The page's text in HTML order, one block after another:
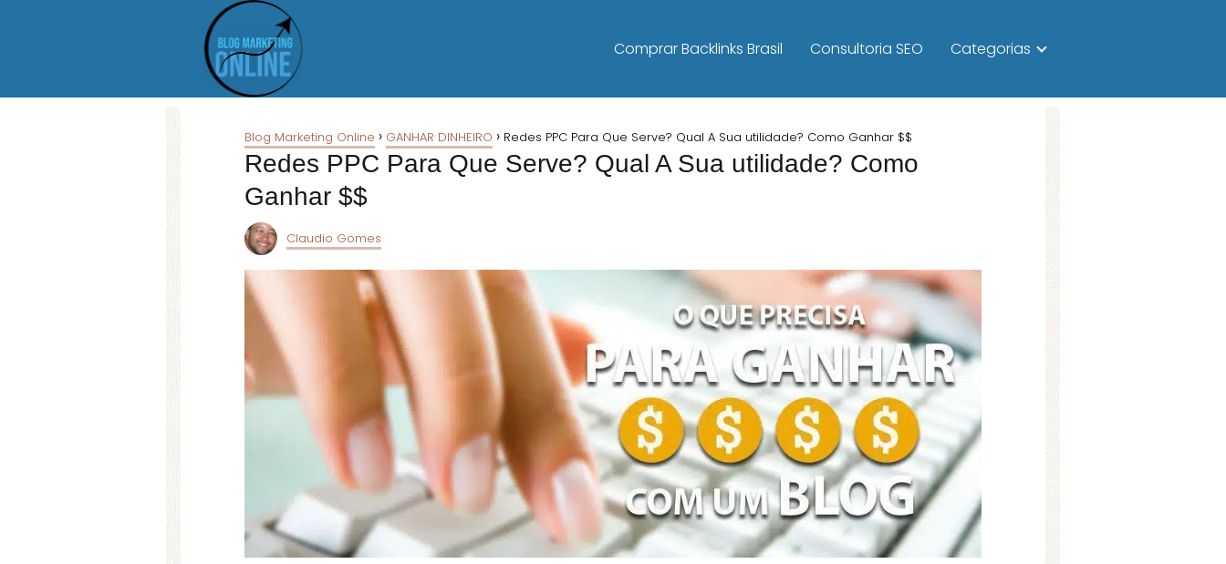
Comprar Backlinks Brasil Consultoria SEO Categorias
Blog Marketing Online GANHAR DINHEIRO Redes PPC Para Que Serve? Qual A Sua utilidade? Como Ganhar $$
Redes PPC Para Que Serve? Qual A Sua utilidade? Como
Ganhar $$
Claudio Gomes